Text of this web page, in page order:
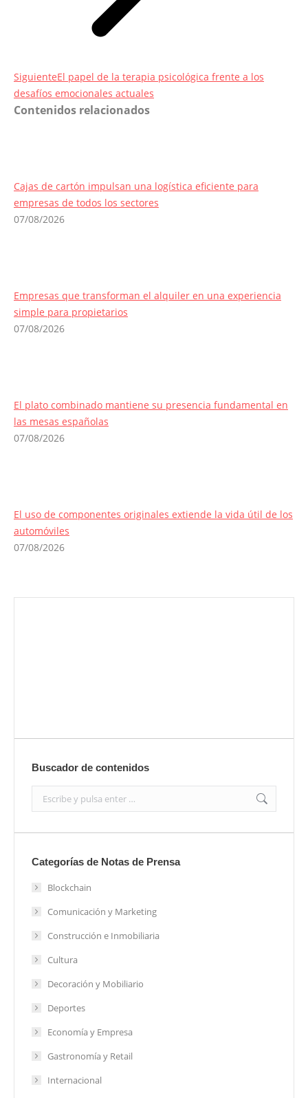
SiguienteEntrada
siguiente:
El papel de la terapia psicológica frente a los
desafíos emocionales actuales
Contenidos relacionados
Cajas de cartón impulsan una logística eficiente para
empresas de todos los sectores
07/08/2026
Empresas que transforman el alquiler en una experiencia
simple para propietarios
07/08/2026
El plato combinado mantiene su presencia fundamental en
las mesas españolas
07/08/2026
El uso de componentes originales extiende la vida útil de los
automóviles
07/08/2026
Buscador de contenidos
Categorías de Notas de Prensa
Blockchain
Comunicación y Marketing
Construcción e Inmobiliaria
Cultura
Decoración y Mobiliario
Deportes
Economía y Empresa
Gastronomía y Retail
Internacional